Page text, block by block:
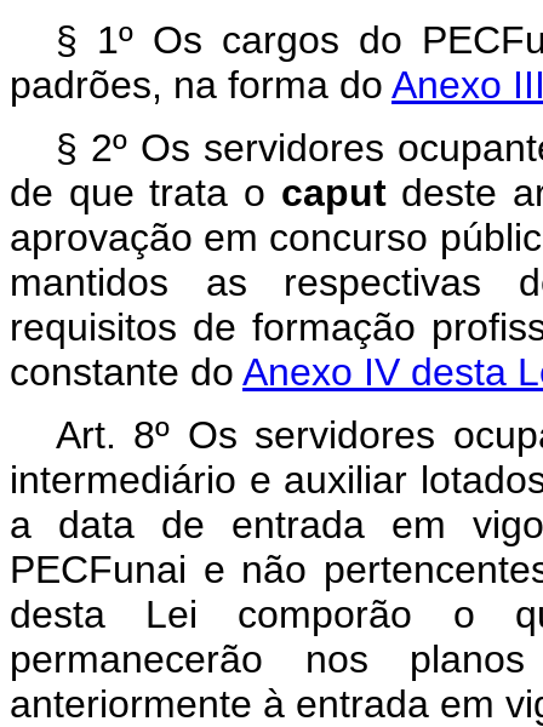
§ 1º Os cargos do
padrões, na forma do Anexo
§ 2º Os servidores
de que trata o caputdeste
aprovação em concurso
mantidos as respectivas
requisitos de formação
constante do Anexo IV desta
Art. 8º Os servidores
intermediário e auxiliar
a data de entrada em
PECFunai e não
desta Lei comporão o
permanecerão nos
anteriormente à entrada em